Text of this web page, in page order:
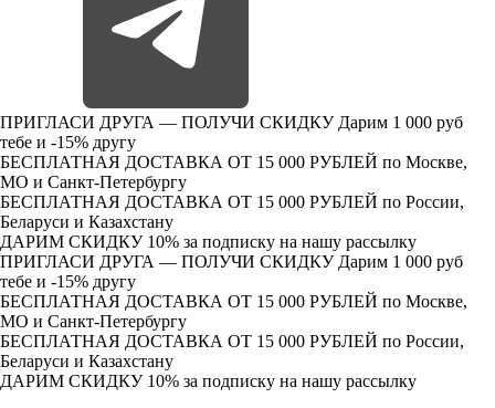
ПРИГЛАСИ ДРУГА — ПОЛУЧИ СКИДКУ Дарим 1 000 руб
тебе и -15% другу
БЕСПЛАТНАЯ ДОСТАВКА ОТ 15 000 РУБЛЕЙ по Москве,
МО и Санкт-Петербургу
БЕСПЛАТНАЯ ДОСТАВКА ОТ 15 000 РУБЛЕЙ по России,
Беларуси и Казахстану
ДАРИМ СКИДКУ 10% за подписку на нашу рассылку
ПРИГЛАСИ ДРУГА — ПОЛУЧИ СКИДКУ Дарим 1 000 руб
тебе и -15% другу
БЕСПЛАТНАЯ ДОСТАВКА ОТ 15 000 РУБЛЕЙ по Москве,
МО и Санкт-Петербургу
БЕСПЛАТНАЯ ДОСТАВКА ОТ 15 000 РУБЛЕЙ по России,
Беларуси и Казахстану
ДАРИМ СКИДКУ 10% за подписку на нашу рассылку